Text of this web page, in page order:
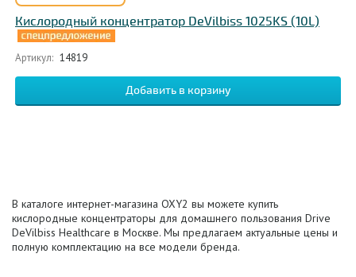
Кислородный концентратор DeVilbiss 1025KS (10L)
Артикул: 14819
В каталоге интернет-магазина OXY2 вы можете купить
кислородные концентраторы для домашнего пользования Drive
DeVilbiss Healthcare в Москве. Мы предлагаем актуальные цены и
полную комплектацию на все модели бренда.